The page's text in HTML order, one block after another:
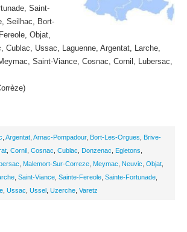
Saint-
Seilhac, Bort-
Objat,
Cublac, Ussac, Laguenne, Argentat, Larche,
Saint-Viance, Cosnac, Cornil, Lubersac,
Argentat Arnac-Pompadour, Bort-Les-Orgues
Brive-
Cornil Cosnac Cublac Donzenac Egletons
Malemort-Sur-Correze Meymac Neuvic Objat
Saint-Viance Sainte-Fereole Sainte-Fortunade
Ussac Ussel Uzerche Varetz